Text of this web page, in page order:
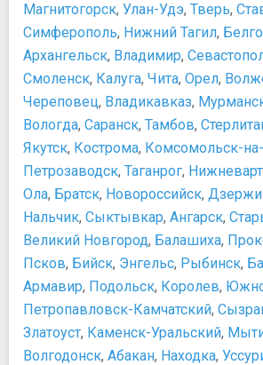
Магнитогорск, Улан-Удэ, Тверь,
Симферополь, Нижний Тагил,
Архангельск, Владимир,
Смоленск, Калуга, Чита, Орел,
Череповец, Владикавказ,
Вологда, Саранск, Тамбов,
Якутск, Кострома, Комсомольск-
Петрозаводск, Таганрог,
Ола, Братск, Новороссийск,
Нальчик, Сыктывкар, Ангарск,
Великий Новгород, Балашиха,
Псков, Бийск, Энгельс, Рыбинск,
Армавир, Подольск, Королев,
Петропавловск-Камчатский,
Златоуст, Каменск-Уральский,
Волгодонск, Абакан, Находка,